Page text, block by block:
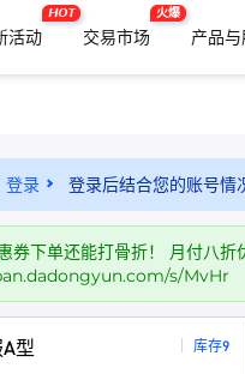
活动
HOT
交易市场
火爆
产品
登录 登录后结合您的账号情
券下单还能打骨折！ 月付八
s/MvHr
型 库存9